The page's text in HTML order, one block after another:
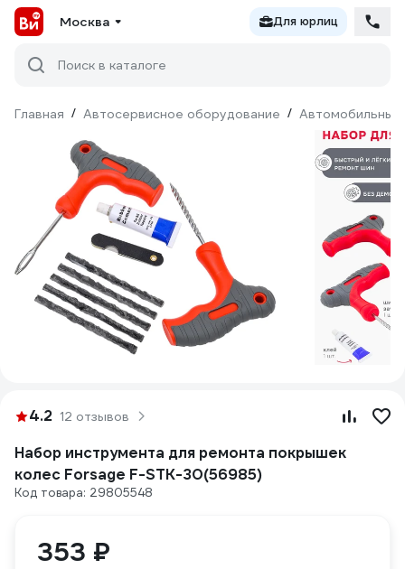
Москва Для юрлиц
Поиск в каталоге
Главная / Автосервисное оборудование / Автомобильные
4.2 12 отзывов
Набор инструмента для ремонта покрышек
колес Forsage F-STK-30(56985)
Код товара: 29805548
353 ₽